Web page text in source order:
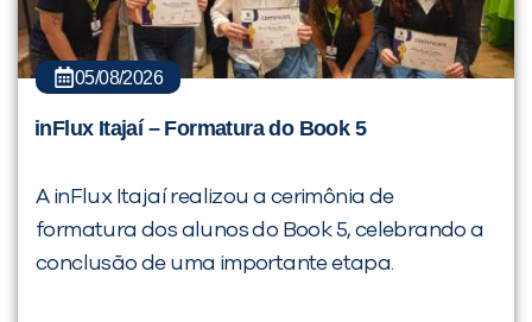
05/08/2026
inFlux Itajaí – Formatura do Book 5
A inFlux Itajaí realizou a cerimônia de
formatura dos alunos do Book 5, celebrando a
conclusão de uma importante etapa.